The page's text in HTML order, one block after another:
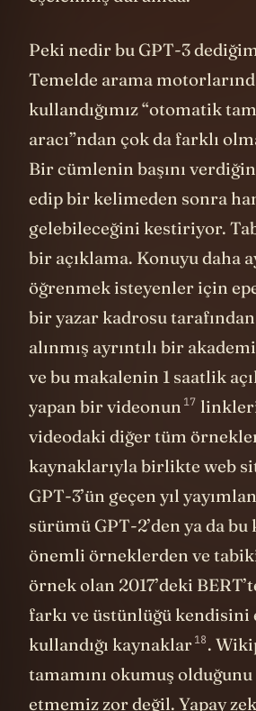
kullandığımız “otomatik
aracı”ndan çok da farklı
Bir cümlenin başını
edip bir kelimeden sonra
gelebileceğini kestiriyor.
bir açıklama. Konuyu daha
öğrenmek isteyenler için
bir yazar kadrosu tarafından
alınmış ayrıntılı bir
ve bu makalenin 1 saatlik
yapanbir videonun
videodaki diğer tüm
kaynaklarıyla birlikte web
GPT-3’ün geçen yıl
sürümü GPT-2’den ya da bu
önemli örneklerden ve
örnek olan 2017’deki
farkı ve üstünlüğü kendisini
kullandığıkaynaklar 18 .
tamamını okumuş
etmemiz zor değil. Yapay
terminolojisiyle bu 3 milyar
anlamına geliyor. Tabi